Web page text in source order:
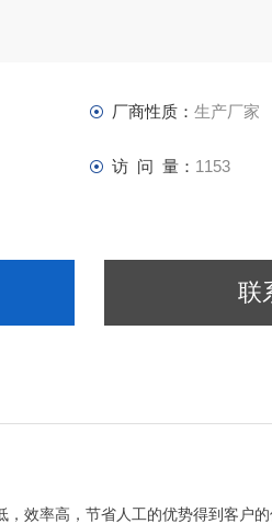
厂商性质： 生产厂家
访 问 量： 1153
联
效率高，节省人工的优势得到客户的